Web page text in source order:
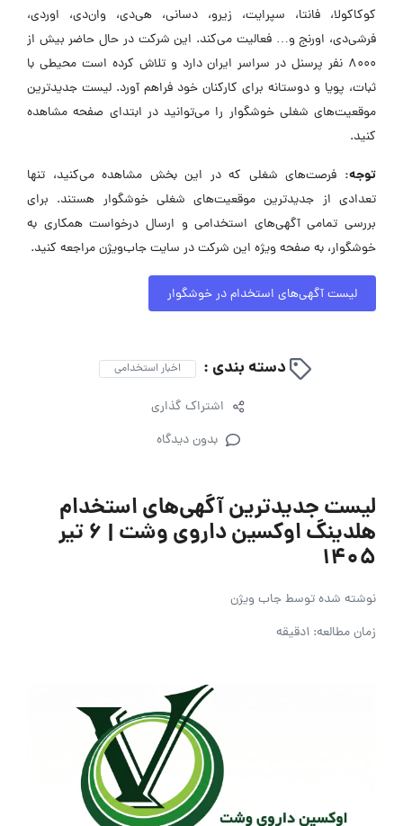
کوکاکولا، فانتا، سپرایت، زیرو، دسانی، هی‌دی، وان‌دی، اور‌دی،
فرشی‌دی، اورنج و… فعالیت می‌کند. این شرکت در حال حاضر بیش از
8000 نفر پرسنل در سراسر ایران دارد و تلاش کرده است محیطی با
ثبات، پویا و دوستانه برای کارکنان خود فراهم آورد. لیست جدیدترین
موقعیت‌های شغلی خوشگوار را می‌توانید در ابتدای صفحه مشاهده
کنید.
توجه: فرصت‌های شغلی که در این بخش مشاهده می‌کنید، تنها
تعدادی از جدیدترین موقعیت‌های شغلی خوشگوار هستند. برای
بررسی تمامی آگهی‌های استخدامی و ارسال درخواست همکاری به
خوشگوار، به صفحه ویژه این شرکت در سایت جاب‌ویژن مراجعه کنید.
لیست آگهی‌های استخدام در خوشگوار
دسته بندی : اخبار استخدامی
اشتراک گذاری
بدون دیدگاه
لیست جدیدترین آگهی‌های استخدام
هلدینگ اوکسین داروی وشت | ۶ تیر
۱۴۰۵
نوشته شده توسطجاب ویژن
زمان مطالعه: 1دقیقه